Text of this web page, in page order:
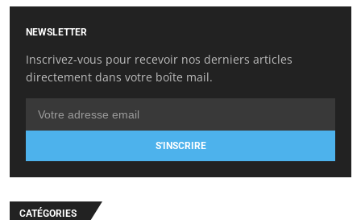
NEWSLETTER
Inscrivez-vous pour recevoir nos derniers articles
directement dans votre boîte mail.
S'INSCRIRE
CATÉGORIES